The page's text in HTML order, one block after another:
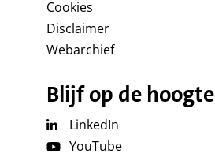
Cookies
Disclaimer
Webarchief
Blijf op de hoogte
LinkedIn
YouTube